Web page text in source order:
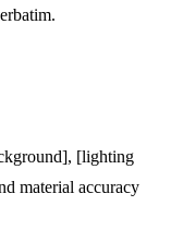
[lighting
material accuracy